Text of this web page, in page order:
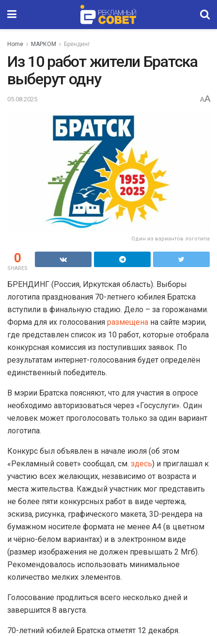
Home МАРКОМ Брендинг
Из 10 работ жители Братска
выберут одну
05.08.2025 AA
Один из вариантов логотипа
0
SHARES
БРЕНДИНГ (Россия, Иркутская область). Выборы
логотипа празднования 70-летнего юбилея Братска
вступили в финальную стадию. Дело – за горожанами.
Форма для их голосования размещена на сайте мэрии,
где представлен список из 10 работ, которые отобрала
конкурсная комиссия из поступивших заявок. По
результатам интернет-голосования будет определён
единственный победитель.
В мэрии Братска поясняют, что для участия в опросе
необходимо авторизоваться через «Госуслуги». Один
человек может проголосовать только за один вариант
логотипа.
Конкурс был объявлен в начале июля (об этом
«Рекламный совет» сообщал, см. здесь) и приглашал к
участию всех желающих, независимо от возраста и
места жительства. Каждый участник мог представить
не более пяти конкурсных работ в виде чертежа,
эскиза, рисунка, графического макета, 3D-рендера на
бумажном носителе формата не менее A4 (в цветном
и чёрно-белом вариантах) и в электронном виде
(размер изображения не должен превышать 2 Мгб).
Рекомендовалось использовать минимальное
количество мелких элементов.
Голосование продлиться всего несколько дней и
завершится 8 августа.
70-летний юбилей Братска отметят 12 декабря.